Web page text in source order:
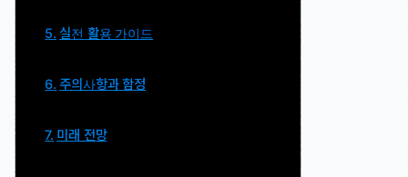
실전 활용 가이드
주의사항과 함정
미래 전망